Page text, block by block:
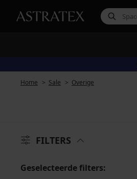
Home Sale Overige
FILTERS
Geselecteerde filters: